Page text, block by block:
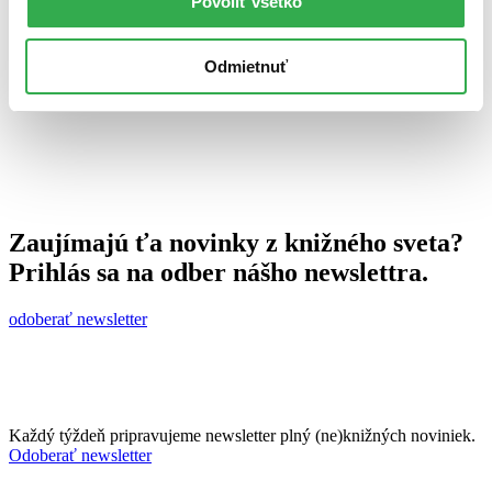
Odmietnuť
Zaujímajú ťa novinky z knižného sveta?
Prihlás sa na odber nášho newslettra.
odoberať newsletter
Každý týždeň pripravujeme newsletter plný (ne)knižných noviniek.
Odoberať newsletter